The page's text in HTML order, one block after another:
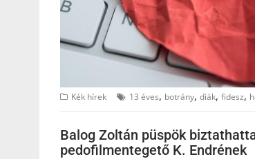
Kék hírek 13 éves, botrány, diák, fidesz,
Balog Zoltán püspök
pedofilmentegető K. Endrének